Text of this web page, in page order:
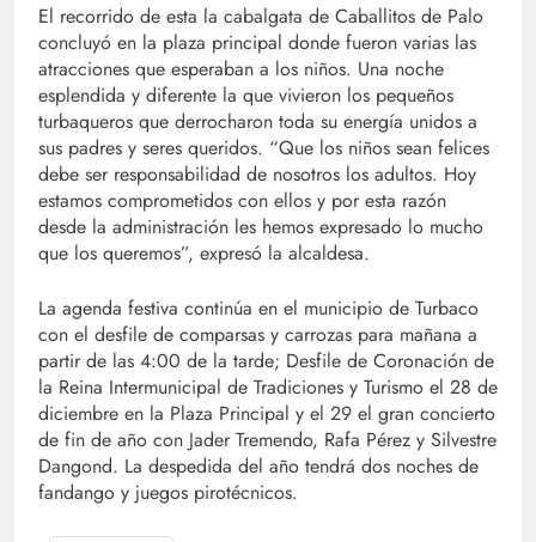
El recorrido de esta la cabalgata de Caballitos de Palo
concluyó en la plaza principal donde fueron varias las
atracciones que esperaban a los niños. Una noche
esplendida y diferente la que vivieron los pequeños
turbaqueros que derrocharon toda su energía unidos a
sus padres y seres queridos. “Que los niños sean felices
debe ser responsabilidad de nosotros los adultos. Hoy
estamos comprometidos con ellos y por esta razón
desde la administración les hemos expresado lo mucho
que los queremos”, expresó la alcaldesa.
La agenda festiva continúa en el municipio de Turbaco
con el desfile de comparsas y carrozas para mañana a
partir de las 4:00 de la tarde; Desfile de Coronación de
la Reina Intermunicipal de Tradiciones y Turismo el 28 de
diciembre en la Plaza Principal y el 29 el gran concierto
de fin de año con Jader Tremendo, Rafa Pérez y Silvestre
Dangond. La despedida del año tendrá dos noches de
fandango y juegos pirotécnicos.